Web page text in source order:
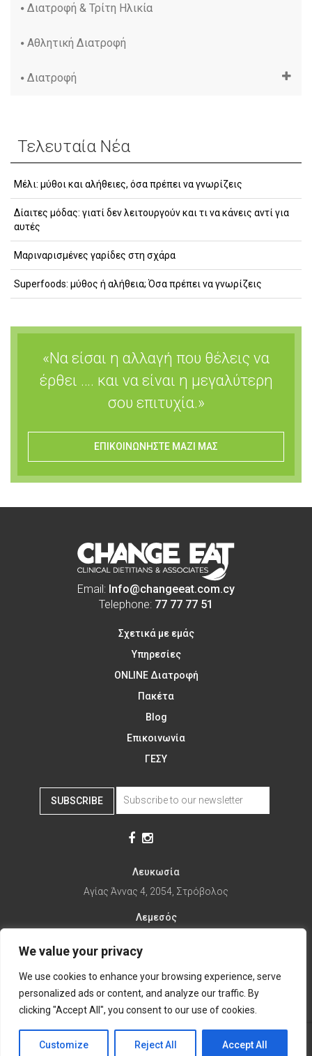
We value your privacy
We use cookies to enhance your browsing experience, serve
personalized ads or content, and analyze our traffic. By
clicking "Accept All", you consent to our use of cookies.
Customize Reject All Accept All
Διατροφή & Τρίτη Ηλικία
Αθλητική Διατροφή
Διατροφή
Τελευταία Νέα
Μέλι: μύθοι και αλήθειες, όσα πρέπει να γνωρίζεις
Δίαιτες μόδας: γιατί δεν λειτουργούν και τι να κάνεις αντί για
αυτές
Μαριναρισμένες γαρίδες στη σχάρα
Superfoods: μύθος ή αλήθεια; Όσα πρέπει να γνωρίζεις
«Να είσαι η αλλαγή που θέλεις να
έρθει …. και να είναι η μεγαλύτερη
σου επιτυχία.»
ΕΠΙΚΟΙΝΩΝΗΣΤΕ ΜΑΖΙ ΜΑΣ
Email: Info@changeeat.com.cy
Telephone: 77 77 77 51
Σχετικά με εμάς
Υπηρεσίες
ONLINE Διατροφή
Πακέτα
Blog
Επικοινωνία
ΓΕΣΥ
SUBSCRIBE
Λευκωσία
Αγίας Άννας 4, 2054, Στρόβολος
Λεμεσός
1ης Απριλίου 67, 5281
it's time to Change Eat